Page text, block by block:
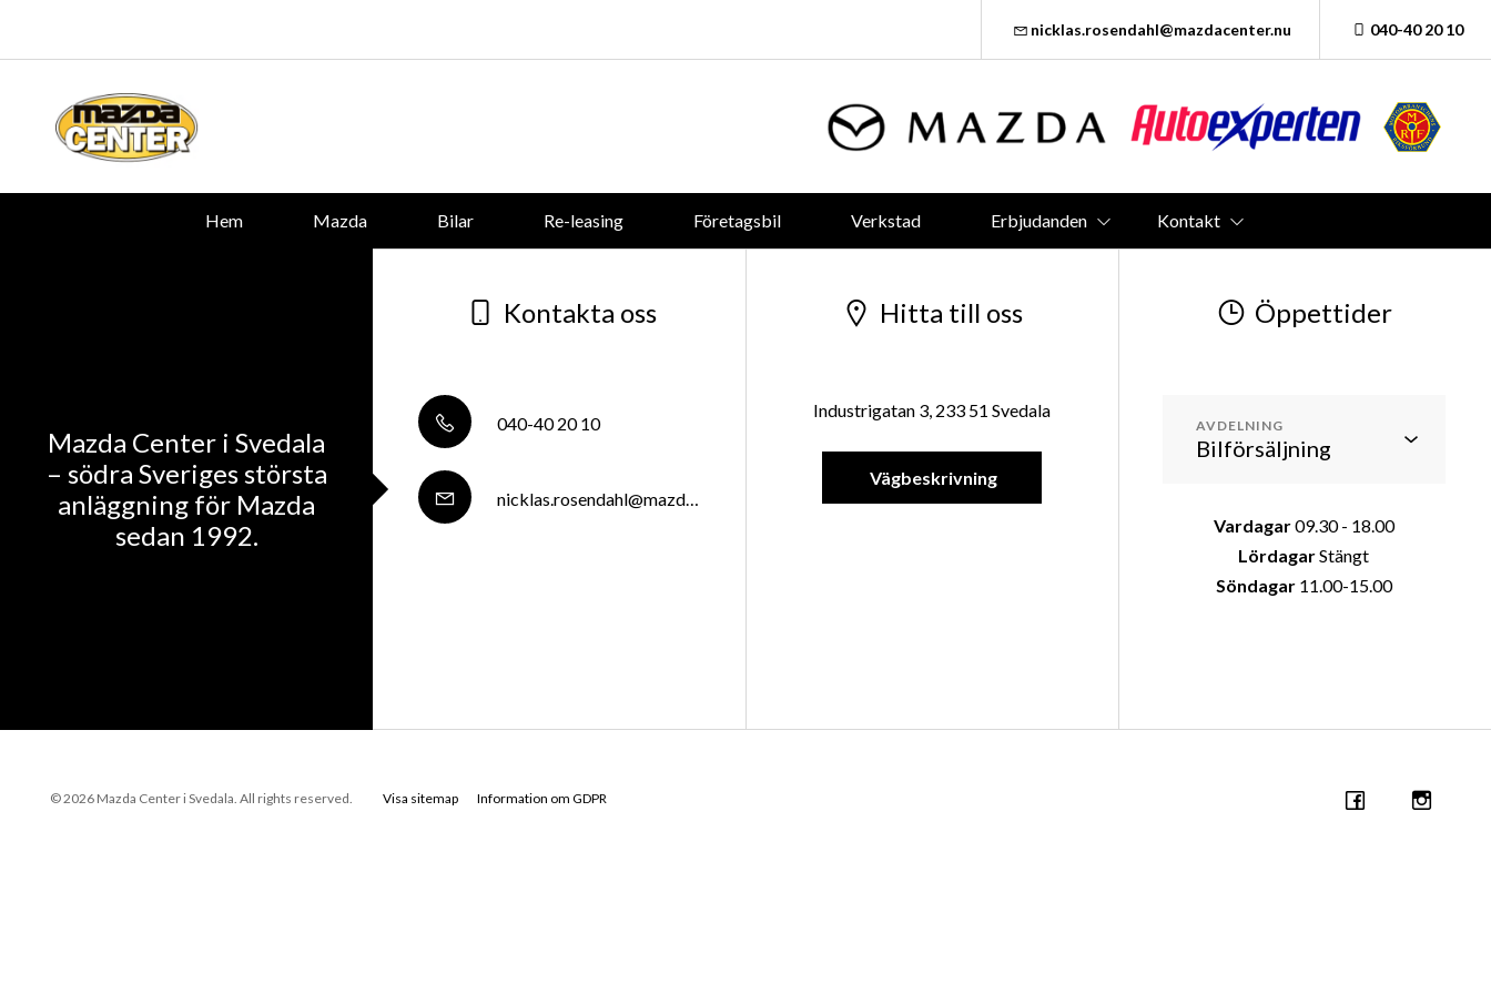
nicklas.rosendahl@mazdacenter.nu 040-40 20 10
Hem Mazda Bilar Re-leasing Företagsbil Verkstad Erbjudanden Kontakt
Mazda Center i Svedala
– södra Sveriges största
anläggning för Mazda
sedan 1992.
Kontakta oss
040-40 20 10
nicklas.rosendahl@mazdacenter.nu
Hitta till oss
Industrigatan 3, 233 51 Svedala
Vägbeskrivning
Öppettider
AVDELNING
Vardagar09.30 - 18.00
LördagarStängt
Söndagar11.00-15.00
© 2026 Mazda Center i Svedala. All rights reserved. Visa sitemap Information om GDPR